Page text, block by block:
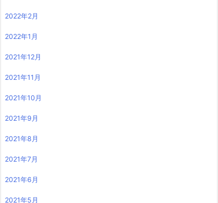
2022年2月
2022年1月
2021年12月
2021年11月
2021年10月
2021年9月
2021年8月
2021年7月
2021年6月
2021年5月